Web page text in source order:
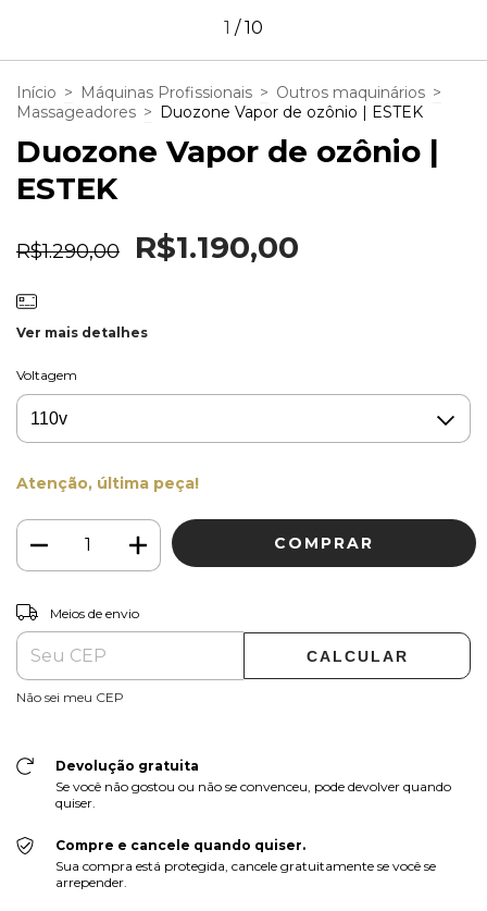
1 /10
Início > Máquinas Profissionais > Outros maquinários >
Massageadores > Duozone Vapor de ozônio | ESTEK
Duozone Vapor de ozônio |
ESTEK
R$1.290,00 R$1.190,00
Ver mais detalhes
Voltagem
Atenção, última peça!
Entregas para o CEP:
Meios de envio
CALCULAR
Não sei meu CEP
Devolução gratuita
Se você não gostou ou não se convenceu, pode devolver quando
quiser.
Compre e cancele quando quiser.
Sua compra está protegida, cancele gratuitamente se você se
arrepender.